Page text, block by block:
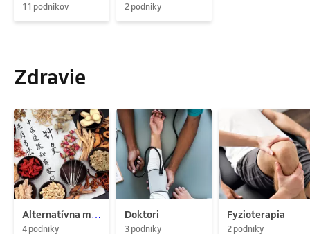
11 podnikov 2 podniky
Zdravie
Alternatívna medicína
4 podniky
Doktori
3 podniky
Fyzioterapia
2 podniky